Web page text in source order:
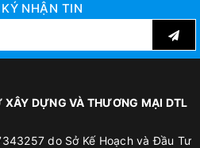
NHẬN TIN
DỰNG VÀ THƯƠNG MẠI DTL
do Sở Kế Hoạch và Đầu Tư